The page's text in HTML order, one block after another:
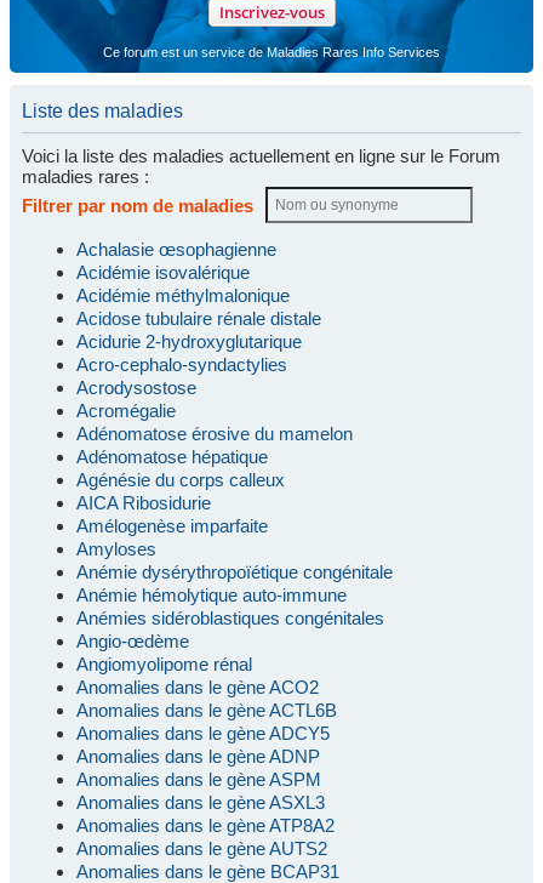
Inscrivez-vous
Ce forum est un service de Maladies Rares Info Services
Liste des maladies
Voici la liste des maladies actuellement en ligne sur le Forum
maladies rares :
Filtrer par nom de maladies
Achalasie œsophagienne
Acidémie isovalérique
Acidémie méthylmalonique
Acidose tubulaire rénale distale
Acidurie 2-hydroxyglutarique
Acro-cephalo-syndactylies
Acrodysostose
Acromégalie
Adénomatose érosive du mamelon
Adénomatose hépatique
Agénésie du corps calleux
AICA Ribosidurie
Amélogenèse imparfaite
Amyloses
Anémie dysérythropoïétique congénitale
Anémie hémolytique auto-immune
Anémies sidéroblastiques congénitales
Angio-œdème
Angiomyolipome rénal
Anomalies dans le gène ACO2
Anomalies dans le gène ACTL6B
Anomalies dans le gène ADCY5
Anomalies dans le gène ADNP
Anomalies dans le gène ASPM
Anomalies dans le gène ASXL3
Anomalies dans le gène ATP8A2
Anomalies dans le gène AUTS2
Anomalies dans le gène BCAP31